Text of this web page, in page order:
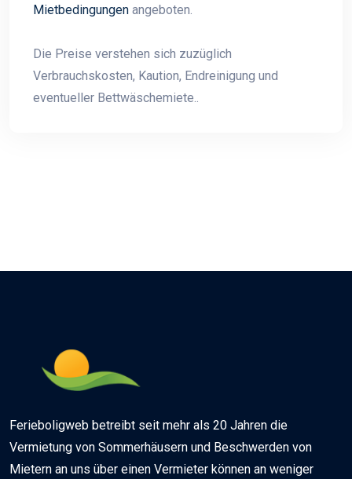
Mietbedingungen angeboten.
Die Preise verstehen sich zuzüglich
Verbrauchskosten, Kaution, Endreinigung und
eventueller Bettwäschemiete..
Ferieboligweb betreibt seit mehr als 20 Jahren die
Vermietung von Sommerhäusern und Beschwerden von
Mietern an uns über einen Vermieter können an weniger